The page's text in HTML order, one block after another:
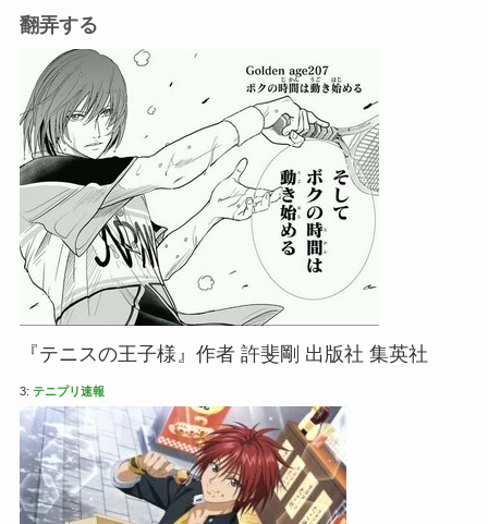
翻弄する
『テニスの王子様』作者 許斐剛 出版社 集英社
3: テニプリ速報